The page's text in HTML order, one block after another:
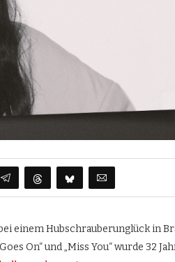
einem Hubschrauberunglück in
On“ und „Miss You“ wurde 32